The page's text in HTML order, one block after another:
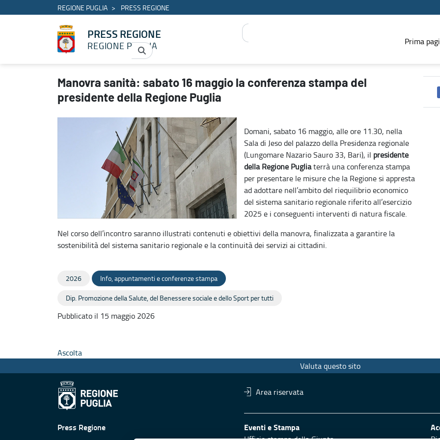
REGIONE PUGLIA PRESS REGIONE
PRESS REGIONE
REGIONE PUGLIA Prima
Manovra sanità: sabato 16 maggio la conferenza stampa del presidente della Regione Puglia - PRESS REGIONE
Manovra sanità: sabato 16 maggio la conferenza stampa del
presidente della Regione Puglia
Domani, sabato 16 maggio, alle ore 11.30, nella
Sala di Jeso del palazzo della Presidenza regionale
(Lungomare Nazario Sauro 33, Bari), il presidente
della Regione Pugliaterrà una conferenza stampa
per presentare le misure che la Regione si appresta
ad adottare nell’ambito del riequilibrio economico
del sistema sanitario regionale riferito all’esercizio
2025 e i conseguenti interventi di natura fiscale.
Nel corso dell’incontro saranno illustrati contenuti e obiettivi della manovra, finalizzata a garantire la
sostenibilità del sistema sanitario regionale e la continuità dei servizi ai cittadini.
2026 Info, appuntamenti e conferenze stampa
Dip. Promozione della Salute, del Benessere sociale e dello Sport per tutti
Pubblicato il 15 maggio 2026
Ascolta
Valuta questo sito
Area riservata
Press Regione Eventi e Stampa